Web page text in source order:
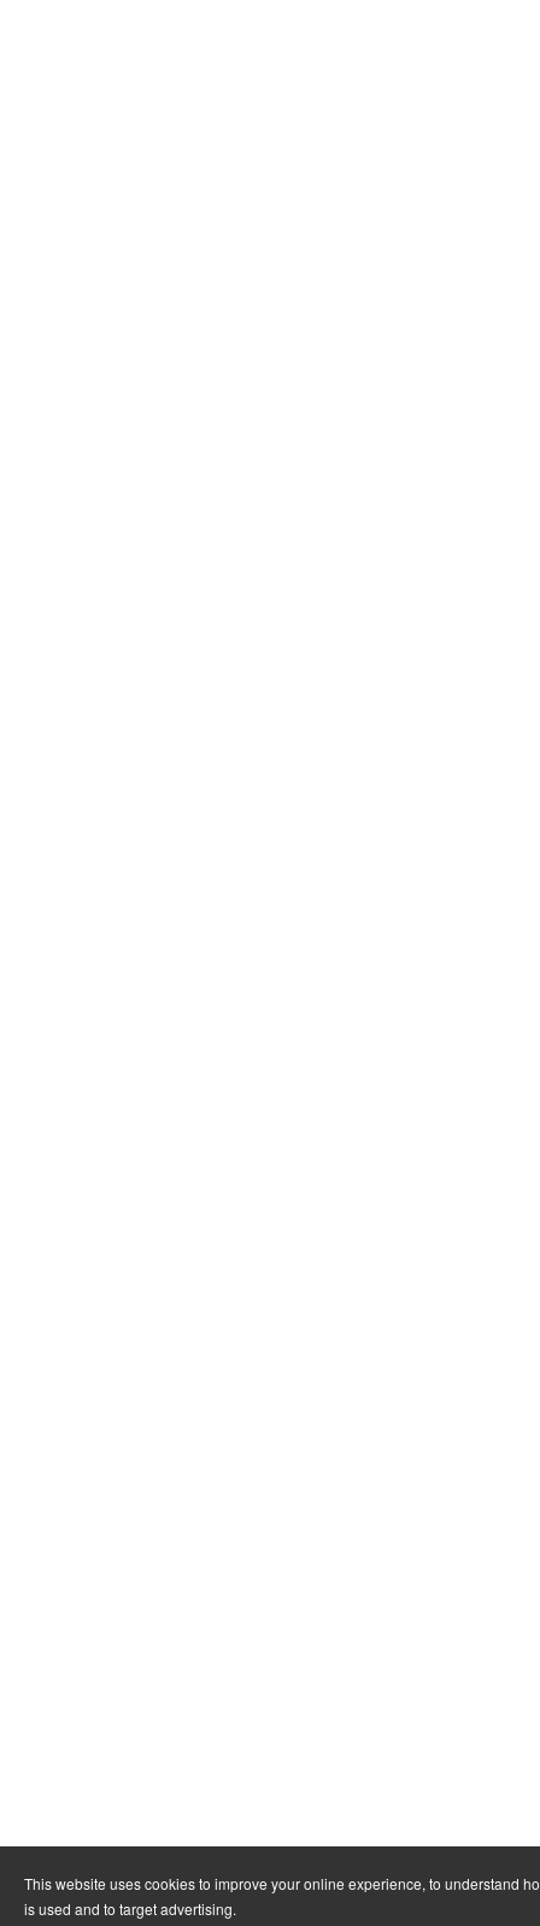
This website uses cookies to improve your online experience, to understand
is used and to target advertising.